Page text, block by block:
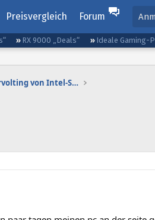
Preisvergleich Forum
RX 9000 „Deals“ Ideale Gaming-
Overclocking und Undervolting von Intel-Systemen